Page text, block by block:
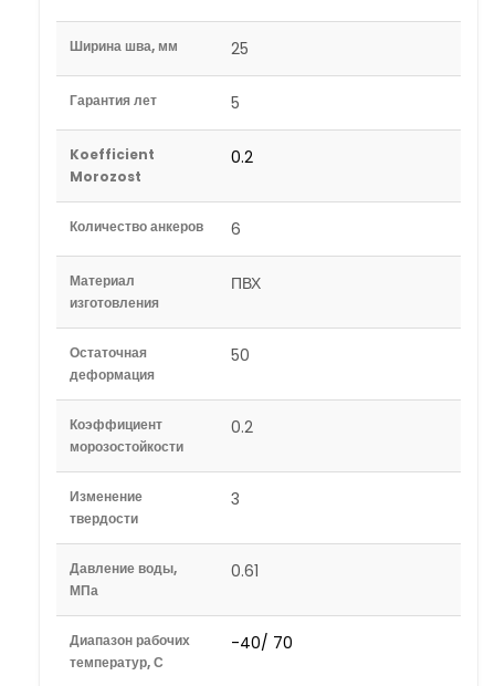
Ширина шва, мм 25
Гарантия лет 5
Koefficient
Morozost
0.2
Количество анкеров 6
Материал
изготовления
ПВХ
Остаточная
деформация
50
Коэффициент
морозостойкости
0.2
Изменение
твердости
3
Давление воды,
МПа
0.61
Диапазон рабочих
температур, С
-40/ 70